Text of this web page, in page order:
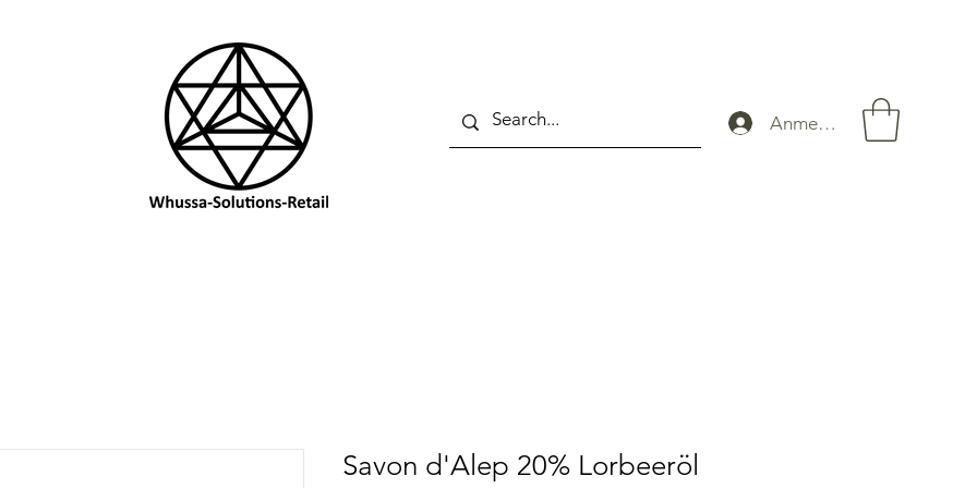
Anmelden
Savon d'Alep 20% Lorbeeröl